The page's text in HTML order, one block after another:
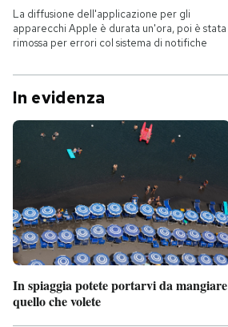
La diffusione dell'applicazione per gli
apparecchi Apple è durata un'ora, poi è stata
rimossa per errori col sistema di notifiche
In evidenza
In spiaggia potete portarvi da mangiare
quello che volete